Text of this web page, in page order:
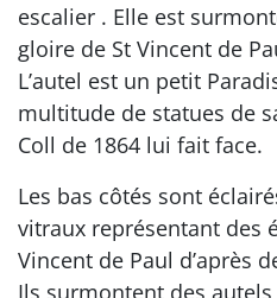
escalier . Elle est
gloire de St Vincent de
L’autel est un petit
multitude de statues de
Coll de 1864 lui fait face.
Les bas côtés sont
vitraux représentant des
Vincent de Paul d’après
Ils surmontent des